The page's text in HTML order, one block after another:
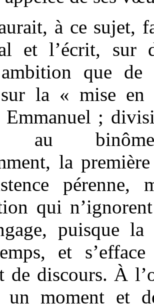
à ce sujet,
et l’écrit, sur
ambition que de
sur la « mise
Emmanuel ;
au binôme
la
pérenne,
qui
puisque
et
de discours. À
un moment et